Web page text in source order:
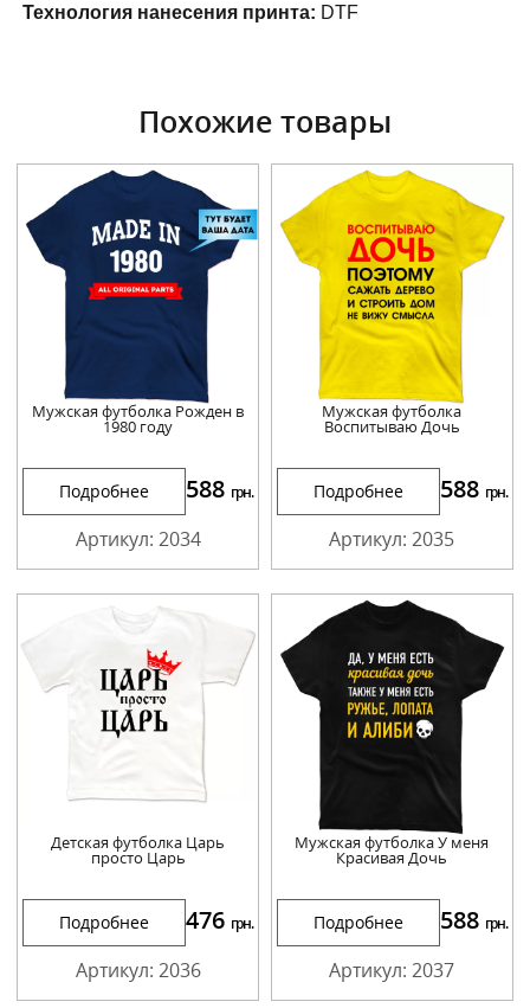
Технология нанесения принта: DTF
Похожие товары
Мужская футболка Рожден в
1980 году
Подробнее 588 грн.
Артикул: 2034
Мужская футболка
Воспитываю Дочь
Подробнее 588 грн.
Артикул: 2035
Детская футболка Царь
просто Царь
Подробнее 476 грн.
Артикул: 2036
Мужская футболка У меня
Красивая Дочь
Подробнее 588 грн.
Артикул: 2037